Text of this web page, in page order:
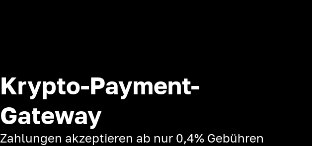
Krypto-Payment-
Gateway
Zahlungen akzeptieren ab nur 0,4% Gebühren